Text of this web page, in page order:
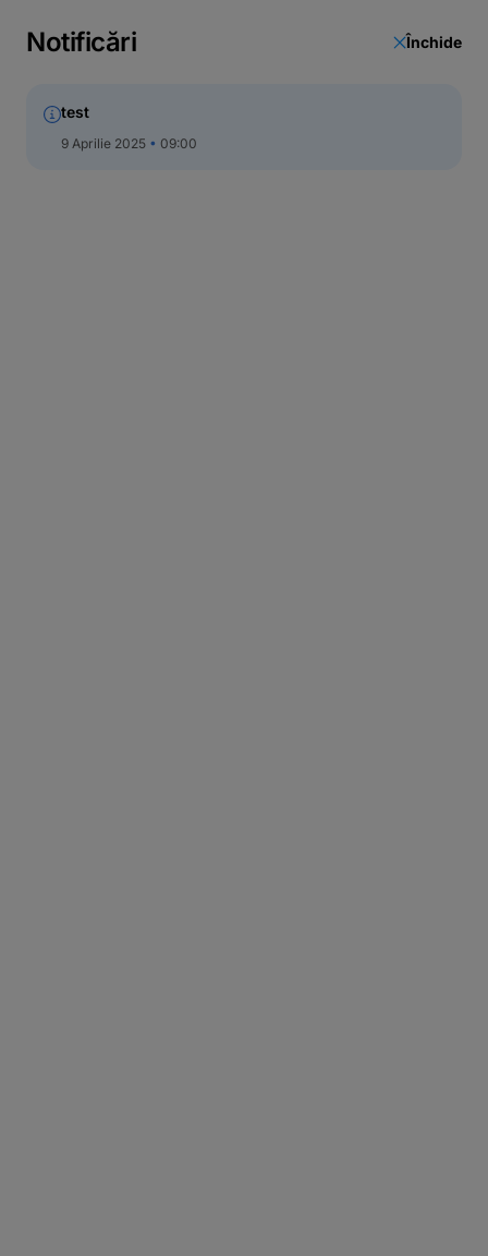
Notificări Închide
test
9 Aprilie 2025 09:00